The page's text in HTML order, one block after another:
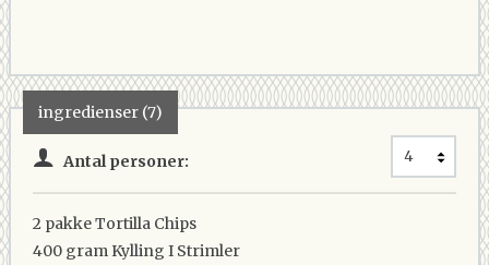
ingredienser (7)
Antal personer:
2 pakkeTortilla Chips
400 gram Kylling I Strimler